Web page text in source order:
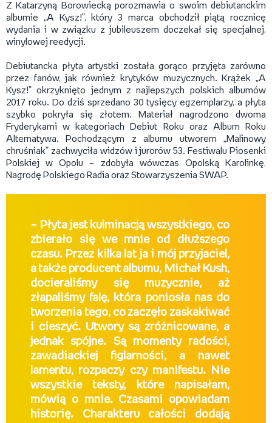
Z Katarzyną Borowiecką porozmawia o swoim debiutanckim
albumie „A Kysz!”, który 3 marca obchodził piątą rocznicę
wydania i w związku z jubileuszem doczekał się specjalnej,
winylowej reedycji.
Debiutancka płyta artystki została gorąco przyjęta zarówno
przez fanów, jak również krytyków muzycznych. Krążek „A
Kysz!” okrzyknięto jednym z najlepszych polskich albumów
2017 roku. Do dziś sprzedano 30 tysięcy egzemplarzy, a płyta
szybko pokryła się złotem. Materiał nagrodzono dwoma
Fryderykami w kategoriach Debiut Roku oraz Album Roku
Alternatywa. Pochodzącym z albumu utworem „Malinowy
chruśniak” zachwyciła widzów i jurorów 53. Festiwalu Piosenki
Polskiej w Opolu – zdobyła wówczas Opolską Karolinkę,
Nagrodę Polskiego Radia oraz Stowarzyszenia SWAP.
– Płyta jest kulminacją wszystkiego, co
zbierało się we mnie od dłuższego
czasu. Przez kilka lat ja i mój przyjaciel,
a także producent albumu, Michał Kush,
docieraliśmy się muzycznie, aż
złapaliśmy falę, która poniosła nas do
tworzenia tego, co zaczęło zaskakiwać
i cieszyć. Utwory są zróżnicowane, a
jednak spójne. Są momenty radości,
zawadiackiej figlarności, a nawet
lamentu, rozpaczy czy manifestu. Nie
wszystkie teksty, które napisałam,
mówią o mnie. Czasami opowiadam
historię. Charakteru całości dodają